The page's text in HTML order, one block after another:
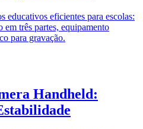
educativos eficientes para escolas:
três partes, equipamento
para gravação.
Handheld: